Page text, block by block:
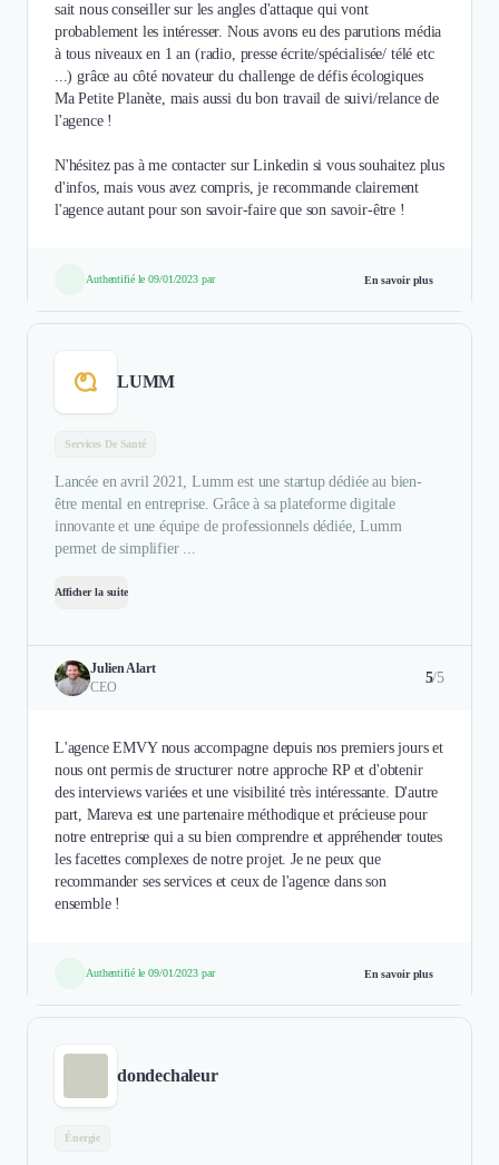
sait nous conseiller sur les angles d'attaque qui vont
probablement les intéresser. Nous avons eu des parutions média
à tous niveaux en 1 an (radio, presse écrite/spécialisée/ télé etc
...) grâce au côté novateur du challenge de défis écologiques
Ma Petite Planète, mais aussi du bon travail de suivi/relance de
l'agence !
N'hésitez pas à me contacter sur Linkedin si vous souhaitez plus
d'infos, mais vous avez compris, je recommande clairement
l'agence autant pour son savoir-faire que son savoir-être !
Authentifié le 09/01/2023 par En savoir plus
LUMM
Services De Santé
Lancée en avril 2021, Lumm est une startup dédiée au bien-
être mental en entreprise. Grâce à sa plateforme digitale
innovante et une équipe de professionnels dédiée, Lumm
permet de simplifier ...
Afficher la suite
Julien Alart
CEO
5/5
L'agence EMVY nous accompagne depuis nos premiers jours et
nous ont permis de structurer notre approche RP et d'obtenir
des interviews variées et une visibilité très intéressante. D'autre
part, Mareva est une partenaire méthodique et précieuse pour
notre entreprise qui a su bien comprendre et appréhender toutes
les facettes complexes de notre projet. Je ne peux que
recommander ses services et ceux de l'agence dans son
ensemble !
Authentifié le 09/01/2023 par En savoir plus
dondechaleur
Énergie